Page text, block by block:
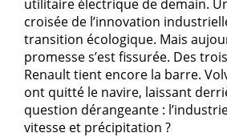
utilitaire électrique de demain.
croisée de l’innovation
transition écologique. Mais
promesse s’est fissurée. Des
Renault tient encore la barre.
ont quitté le navire, laissant
question dérangeante :
vitesse et précipitation ?